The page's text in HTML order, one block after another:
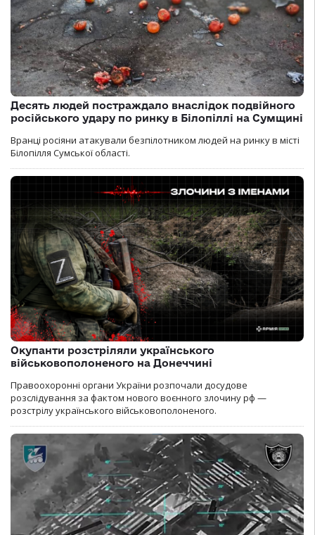
Десять людей постраждало внаслідок подвійного
російського удару по ринку в Білопіллі на Сумщині
Вранці росіяни атакували безпілотником людей на ринку в місті
Білопілля Сумської області.
Окупанти розстріляли українського
військовополоненого на Донеччині
Правоохоронні органи України розпочали досудове
розслідування за фактом нового воєнного злочину рф —
розстрілу українського військовополоненого.